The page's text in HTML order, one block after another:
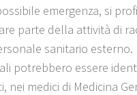
emergenza, si
parte della attività di
sanitario esterno.
potrebbero essere
nei medici di Medicina